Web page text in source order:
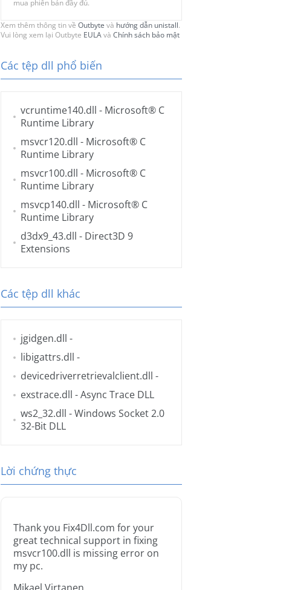
mua phiên bản đầy đủ.
Xem thêm thông tin về Outbyte và hướng dẫn unistall.
Vui lòng xem lại Outbyte EULAvà Chính sách bảo mật
Các tệp dll phổ biến
vcruntime140.dll - Microsoft® C
Runtime Library
msvcr120.dll - Microsoft® C
Runtime Library
msvcr100.dll - Microsoft® C
Runtime Library
msvcp140.dll - Microsoft® C
Runtime Library
d3dx9_43.dll - Direct3D 9
Extensions
Các tệp dll khác
jgidgen.dll -
libigattrs.dll -
devicedriverretrievalclient.dll -
exstrace.dll - Async Trace DLL
ws2_32.dll - Windows Socket 2.0
32-Bit DLL
Lời chứng thực
Thank you Fix4Dll.com for your
great technical support in fixing
msvcr100.dll is missing error on
my pc.